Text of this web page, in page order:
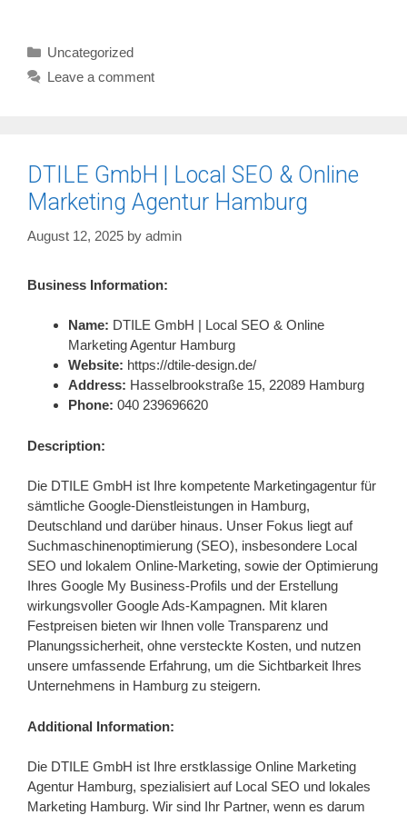
Categories
Uncategorized
Leave a comment
DTILE GmbH | Local SEO & Online
Marketing Agentur Hamburg
August 12, 2025 by admin
Business Information:
Name: DTILE GmbH | Local SEO & Online
Marketing Agentur Hamburg
Website: https://dtile-design.de/
Address: Hasselbrookstraße 15, 22089 Hamburg
Phone: 040 239696620
Description:
Die DTILE GmbH ist Ihre kompetente Marketingagentur für
sämtliche Google-Dienstleistungen in Hamburg,
Deutschland und darüber hinaus. Unser Fokus liegt auf
Suchmaschinenoptimierung (SEO), insbesondere Local
SEO und lokalem Online-Marketing, sowie der Optimierung
Ihres Google My Business-Profils und der Erstellung
wirkungsvoller Google Ads-Kampagnen. Mit klaren
Festpreisen bieten wir Ihnen volle Transparenz und
Planungssicherheit, ohne versteckte Kosten, und nutzen
unsere umfassende Erfahrung, um die Sichtbarkeit Ihres
Unternehmens in Hamburg zu steigern.
Additional Information:
Die DTILE GmbH ist Ihre erstklassige Online Marketing
Agentur Hamburg, spezialisiert auf Local SEO und lokales
Marketing Hamburg. Wir sind Ihr Partner, wenn es darum